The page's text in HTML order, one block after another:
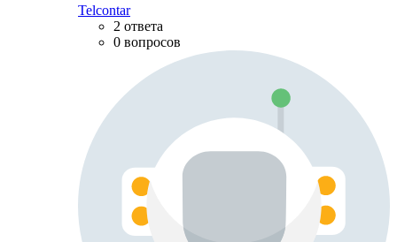
Telcontar
2 ответа
0 вопросов